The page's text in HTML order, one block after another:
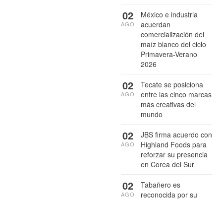
México e industria
acuerdan
comercialización del
maíz blanco del ciclo
Primavera-Verano
2026
02
AGO
Tecate se posiciona
entre las cinco marcas
más creativas del
mundo
02
AGO
JBS firma acuerdo con
Highland Foods para
reforzar su presencia
en Corea del Sur
02
AGO
Tabañero es
reconocida por su
02
AGO